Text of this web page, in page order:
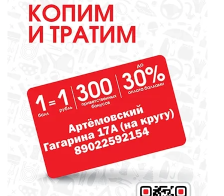
вкус»
ОБЩЕСТВО
Какие вирусы могут уничтожить
домашних свиней и птиц?
СПОРТ
Денис Паслер поставил
футбольному клубу «Урал»
задачу выйти в Российскую
премьер-лигу